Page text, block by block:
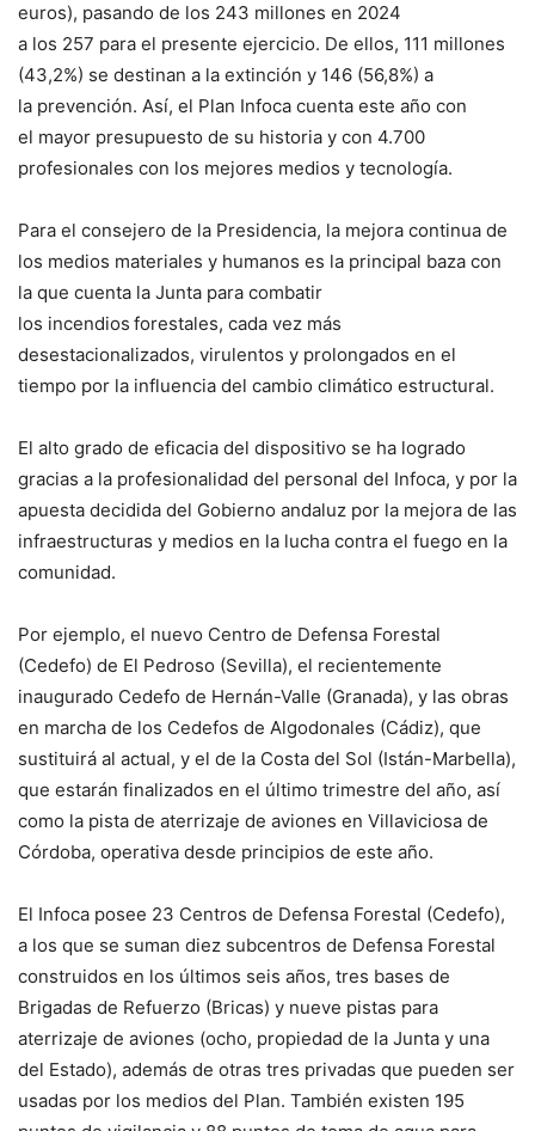
euros), pasando de los 243 millones en 2024
a los 257 para el presente ejercicio. De ellos, 111 millones
(43,2%) se destinan a la extinción y 146 (56,8%) a
la prevención. Así, el Plan Infoca cuenta este año con
el mayor presupuesto de su historia y con 4.700
profesionales con los mejores medios y tecnología.
Para el consejero de la Presidencia, la mejora continua de
los medios materiales y humanos es la principal baza con
la que cuenta la Junta para combatir
los incendios forestales, cada vez más
desestacionalizados, virulentos y prolongados en el
tiempo por la influencia del cambio climático estructural.
El alto grado de eficacia del dispositivo se ha logrado
gracias a la profesionalidad del personal del Infoca, y por la
apuesta decidida del Gobierno andaluz por la mejora de las
infraestructuras y medios en la lucha contra el fuego en la
comunidad.
Por ejemplo, el nuevo Centro de Defensa Forestal
(Cedefo) de El Pedroso (Sevilla), el recientemente
inaugurado Cedefo de Hernán-Valle (Granada), y las obras
en marcha de los Cedefos de Algodonales (Cádiz), que
sustituirá al actual, y el de la Costa del Sol (Istán-Marbella),
que estarán finalizados en el último trimestre del año, así
como la pista de aterrizaje de aviones en Villaviciosa de
Córdoba, operativa desde principios de este año.
El Infoca posee 23 Centros de Defensa Forestal (Cedefo),
a los que se suman diez subcentros de Defensa Forestal
construidos en los últimos seis años, tres bases de
Brigadas de Refuerzo (Bricas) y nueve pistas para
aterrizaje de aviones (ocho, propiedad de la Junta y una
del Estado), además de otras tres privadas que pueden ser
usadas por los medios del Plan. También existen 195